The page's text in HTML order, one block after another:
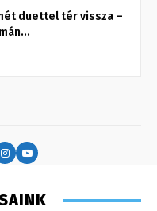
duettel tér vissza –